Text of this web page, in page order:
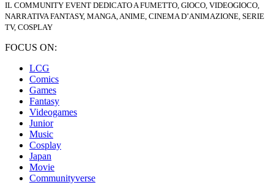
IL COMMUNITY EVENT DEDICATO A FUMETTO, GIOCO, VIDEOGIOCO,
NARRATIVA FANTASY, MANGA, ANIME, CINEMA D’ANIMAZIONE, SERIE
TV, COSPLAY
FOCUS ON:
LCG
Comics
Games
Fantasy
Videogames
Junior
Music
Cosplay
Japan
Movie
Communityverse